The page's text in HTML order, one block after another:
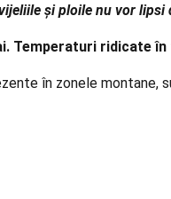
și ploile nu vor lipsi
Temperaturi ridicate
în zonele montane,